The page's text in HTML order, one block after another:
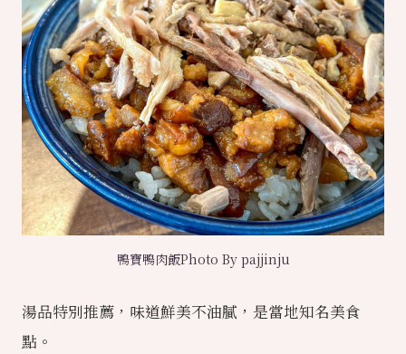
鴨寶鴨肉飯Photo By pajjinju
湯品特別推薦，味道鮮美不油膩，是當地知名美食
點。